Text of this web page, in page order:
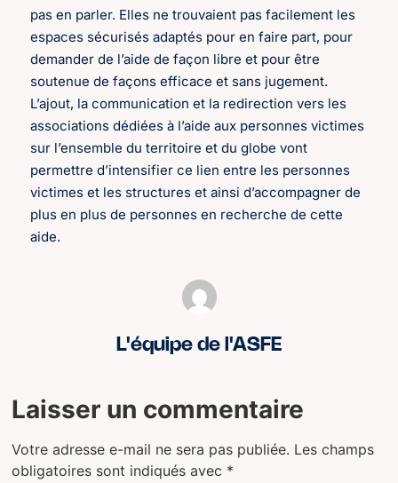
pas en parler. Elles ne trouvaient pas facilement les
espaces sécurisés adaptés pour en faire part, pour
demander de l’aide de façon libre et pour être
soutenue de façons efficace et sans jugement.
L’ajout, la communication et la redirection vers les
associations dédiées à l’aide aux personnes victimes
sur l’ensemble du territoire et du globe vont
permettre d’intensifier ce lien entre les personnes
victimes et les structures et ainsi d’accompagner de
plus en plus de personnes en recherche de cette
aide.
L'équipe de l'ASFE
Laisser un commentaire
Votre adresse e-mail ne sera pas publiée. Les champs
obligatoires sont indiqués avec *